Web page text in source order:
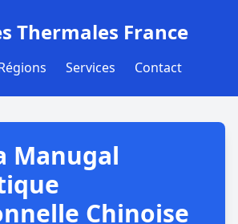
Thermales France
Services Contact
Manugal
Chinoise